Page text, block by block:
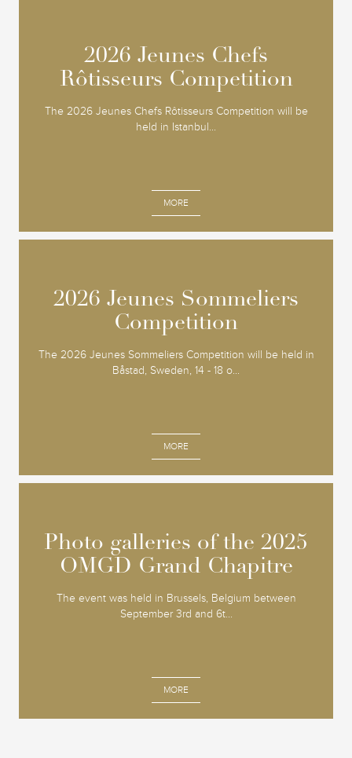
2026 Jeunes Chefs
Rôtisseurs Competition
The 2026 Jeunes Chefs Rôtisseurs Competition will be
held in Istanbul...
MORE
2026 Jeunes Chefs
Rôtisseurs Competition
2026 Jeunes Sommeliers
Competition
The 2026 Jeunes Sommeliers Competition will be held in
Båstad, Sweden, 14 - 18 o...
MORE
2026 Jeunes Sommeliers
Competition
Photo galleries of the 2025
OMGD Grand Chapitre
The event was held in Brussels, Belgium between
September 3rd and 6t...
MORE
Photo galleries of the 2025
OMGD Grand Chapitre